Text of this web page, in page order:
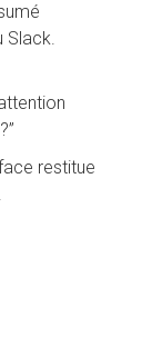
Slack.
restitue